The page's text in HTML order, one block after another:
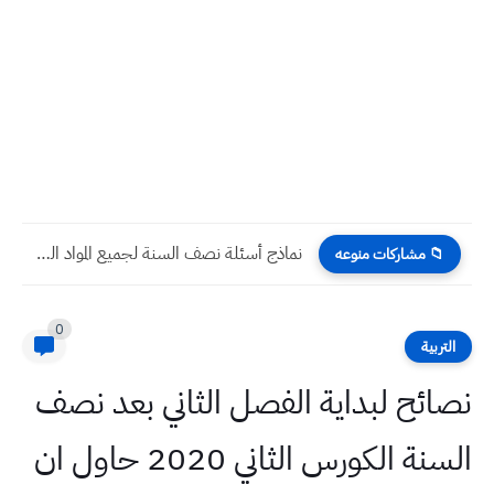
📁 مشاركات منوعه نماذج أسئلة نصف السنة لجميع المواد الصف الثالث متوسط
التربية
0
نصائح لبداية الفصل الثاني بعد نصف
السنة الكورس الثاني 2020 حاول ان